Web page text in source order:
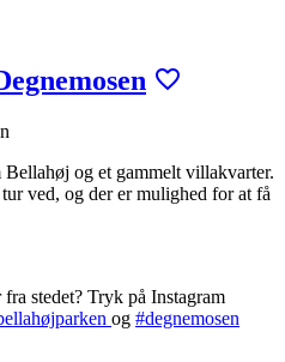
og et gammelt villakvarter.
ved, og der er mulighed for at få
stedet? Tryk på Instagram
og #degnemosen